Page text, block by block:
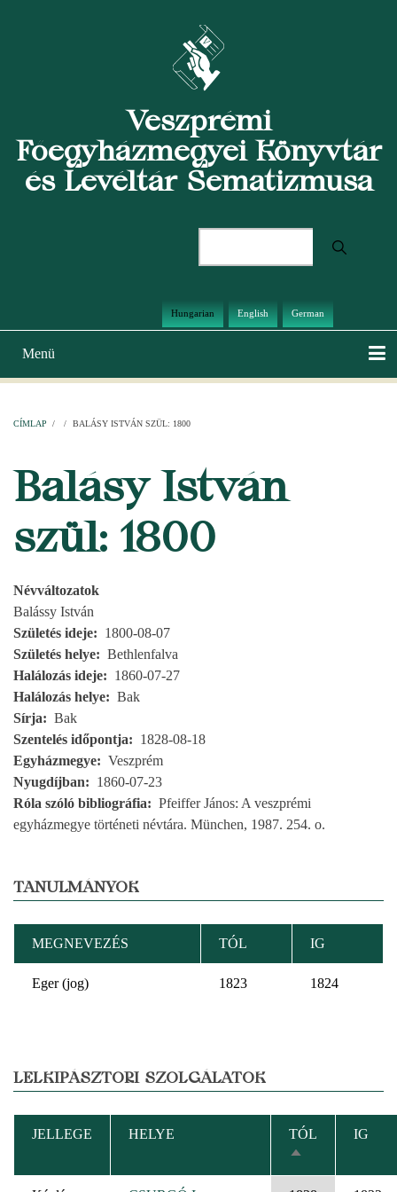
Veszprémi
Főegyházmegyei Könyvtár
és Levéltár Sematizmusa
Hungarian English German
Main
navigation
Menü
CÍMLAP / / BALÁSY ISTVÁN SZÜL: 1800
Balásy István
szül: 1800
Névváltozatok
Balássy István
Születés ideje
1800-08-07
Születés helye
Bethlenfalva
Halálozás ideje
1860-07-27
Halálozás helye
Bak
Sírja
Bak
Szentelés időpontja
1828-08-18
Egyházmegye
Veszprém
Nyugdíjban
1860-07-23
Róla szóló bibliográfia
Pfeiffer János: A veszprémi
egyházmegye történeti névtára. München, 1987. 254. o.
TANULMÁNYOK
MEGNEVEZÉS TÓL IG
Eger (jog) 1823 1824
LELKIPÁSZTORI SZOLGÁLATOK
JELLEGE HELYE
TÓL
CSÖKKENŐ
RENDEZÉS
IG